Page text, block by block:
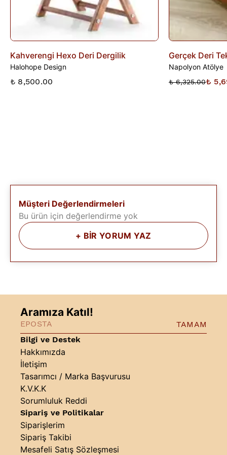
Kahverengi Hexo Deri Dergilik
Halohope Design
₺ 8,500.00
Gerçek Deri
Napolyon Atölye
₺ 6,325.00₺
Müşteri Değerlendirmeleri
Bu ürün için değerlendirme yok
+ BİR YORUM YAZ
Bilgi ve Destek
Hakkımızda
İletişim
Tasarımcı / Marka Başvurusu
K.V.K.K
Sorumluluk Reddi
Sipariş ve Politikalar
Siparişlerim
Sipariş Takibi
Mesafeli Satış Sözleşmesi
Aramıza Katıl!
TAMAM